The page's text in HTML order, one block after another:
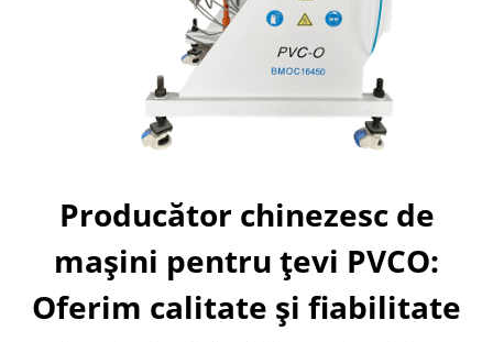
Producător chinezesc de
mașini pentru țevi PVCO:
Oferim calitate și fiabilitate